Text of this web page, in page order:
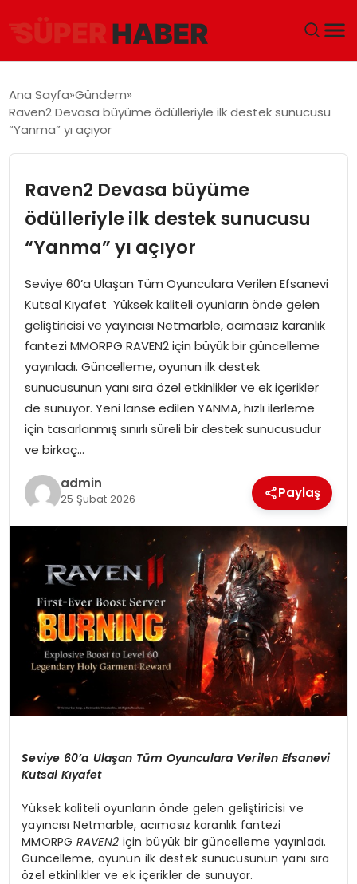
GÜNDEM
EKONOMI
MAGAZIN
SAĞLIK
SIYASET
SPOR
TEKNOLOJI
YAŞAM
Ana Sayfa Gündem
Raven2 Devasa büyüme ödülleriyle ilk destek sunucusu
“Yanma” yı açıyor
Raven2 Devasa büyüme
ödülleriyle ilk destek sunucusu
“Yanma” yı açıyor
Seviye 60’a Ulaşan Tüm Oyunculara Verilen Efsanevi
Kutsal Kıyafet Yüksek kaliteli oyunların önde gelen
geliştiricisi ve yayıncısı Netmarble, acımasız karanlık
fantezi MMORPG RAVEN2 için büyük bir güncelleme
yayınladı. Güncelleme, oyunun ilk destek
sunucusunun yanı sıra özel etkinlikler ve ek içerikler
de sunuyor. Yeni lanse edilen YANMA, hızlı ilerleme
için tasarlanmış sınırlı süreli bir destek sunucusudur
ve birkaç…
admin
25 Şubat 2026 Paylaş
Seviye 60’a Ulaşan Tüm Oyunculara Verilen Efsanevi
Kutsal Kıyafet
Yüksek kaliteli oyunların önde gelen geliştiricisi ve
yayıncısı Netmarble, acımasız karanlık fantezi
MMORPGRAVEN2için büyük bir güncelleme yayınladı.
Güncelleme, oyunun ilk destek sunucusunun yanı sıra
özel etkinlikler ve ek içerikler de sunuyor.